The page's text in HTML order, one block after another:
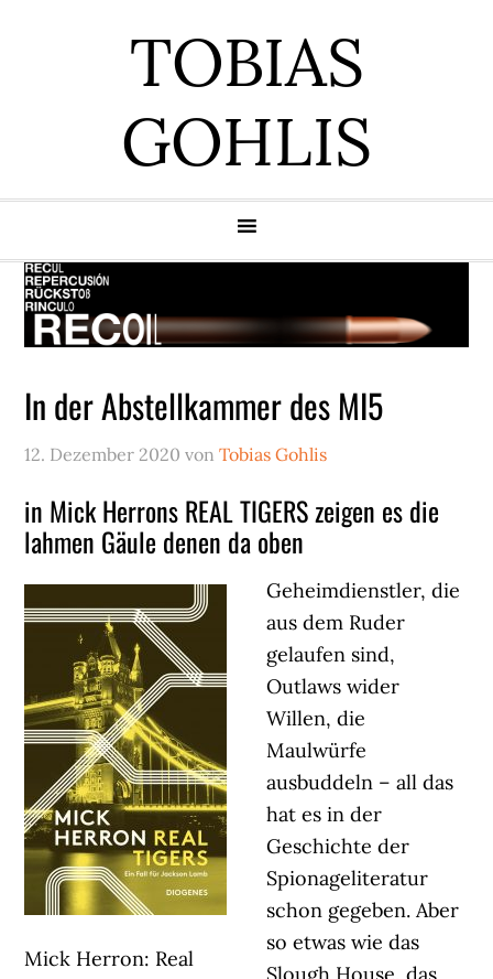
TOBIAS
GOHLIS
In der Abstellkammer des MI5
12. Dezember 2020 vonTobias Gohlis
in Mick Herrons REAL TIGERS zeigen es die
lahmen Gäule denen da oben
Mick Herron: Real
Geheimdienstler, die
aus dem Ruder
gelaufen sind,
Outlaws wider
Willen, die
Maulwürfe
ausbuddeln – all das
hat es in der
Geschichte der
Spionageliteratur
schon gegeben. Aber
so etwas wie das
Slough House, das